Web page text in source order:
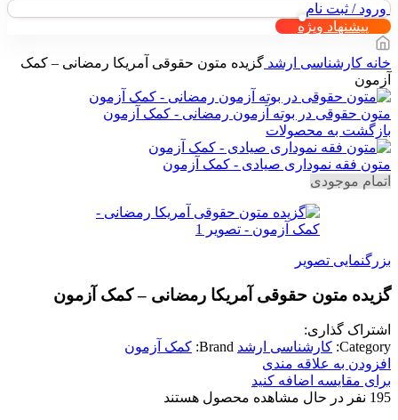
ورود / ثبت نام
پیشنهاد ویژه
خانه کارشناسی ارشد گزیده متون حقوقی آمریکا رمضانی – کمک
آزمون
متون حقوقی در بوته آزمون رمضانی - کمک آزمون
بازگشت به محصولات
متون فقه نموداری صیادی - کمک آزمون
اتمام موجودی
بزرگنمایی تصویر
گزیده متون حقوقی آمریکا رمضانی – کمک آزمون
اشتراک گذاری:
Category: کارشناسی ارشد Brand: کمک آزمون
افزودن به علاقه مندی
برای مقایسه اضافه کنید
195 نفر در حال مشاهده محصول هستند